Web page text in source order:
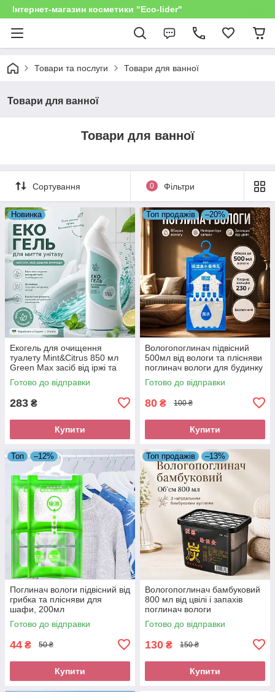
Інтернет-магазин косметики "Eco-lider"
Товари та послуги Товари для ванної
Товари для ванної
Товари для ванної
Сортування 0 Фільтри
Новинка
Екогель для очищення
туалету Mint&Citrus 850 мл
Green Max засіб від іржі та
вапняного нальоту
Готово до відправки
283 ₴
Купити
Топ продажів –20%
Вологопоглинач підвісний
500мл від вологи та плісняви
поглинач вологи для будинку
авто
Готово до відправки
80 ₴ 100 ₴
Купити
Топ –12%
Поглинач вологи підвісний від
грибка та плісняви ​​для
шафи, 200мл
Готово до відправки
44 ₴ 50 ₴
Купити
Топ продажів –13%
Вологопоглинач бамбуковий
800 мл від цвілі і запахів
поглинач вологи
антигрибковий
Готово до відправки
130 ₴ 150 ₴
Купити